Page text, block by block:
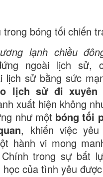
bóng tối chiến
lạnh chiều
ngoài lịch sử,
lịch sử bằng sức
lịch sử đi xuyên
xuất hiện không
như một bóng tối
, khiến việc
hành vi mong
trong sự bất
học của tình yêu